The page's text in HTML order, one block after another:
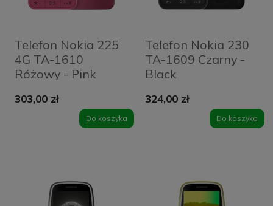
Telefon Nokia 225
4G TA-1610
Różowy - Pink
303,00 zł
Do koszyka
Telefon Nokia 230
TA-1609 Czarny -
Black
324,00 zł
Do koszyka